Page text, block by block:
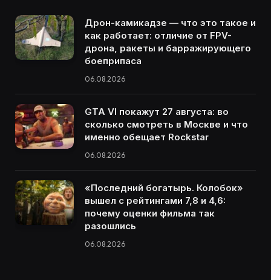
Дрон-камикадзе — что это такое и
как работает: отличие от FPV-
дрона, ракеты и барражирующего
боеприпаса
06.08.2026
GTA VI покажут 27 августа: во
сколько смотреть в Москве и что
именно обещает Rockstar
06.08.2026
«Последний богатырь. Колобок»
вышел с рейтингами 7,8 и 4,6:
почему оценки фильма так
разошлись
06.08.2026